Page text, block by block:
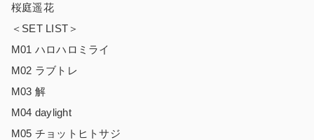
桜庭遥花
＜SET LIST＞
M01 ハロハロミライ
M02 ラブトレ
M03 解
M04 daylight
M05 チョットヒトサジ